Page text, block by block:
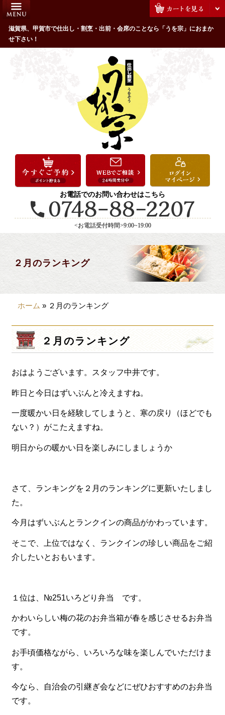
滋賀県、甲賀市で仕出し・割烹・出前・会席のことなら「うを宗」におまか
せ下さい！
お電話でのお問い合わせはこちら
<お電話受付時間>9:00~19:00
２月のランキング
HOME
うを宗のこだわり
配達エリア・注文方法
お祝い・ハレの日
法事・法要
接待・おもてなし
会議・セミナー弁当
製薬会社様向け
観光・行楽
価格から選ぶ
~999円
1,000~1,999円
2,000~2,999円
3,000~3999円
4,000~7999円
8,000円~
お肉メイン弁当
お魚メイン弁当
お野菜メイン弁当
旬の食材弁当
四得オードブル
寿司・会席膳
お食い初め・お子様膳
ホーム » ２月のランキング
２月のランキング
おはようございます。スタッフ中井です。
昨日と今日はずいぶんと冷えますね。
一度暖かい日を経験してしまうと、寒の戻り（ほどでも
ない？）がこたえますね。
明日からの暖かい日を楽しみにしましょうか
さて、ランキングを２月のランキングに更新いたしまし
た。
今月はずいぶんとランクインの商品がかわっています。
そこで、上位ではなく、ランクインの珍しい商品をご紹
介したいとおもいます。
１位は、№251いろどり弁当 です。
かわいらしい梅の花のお弁当箱が春を感じさせるお弁当
です。
お手頃価格ながら、いろいろな味を楽しんでいただけま
す。
今なら、自治会の引継ぎ会などにぜひおすすめのお弁当
です。